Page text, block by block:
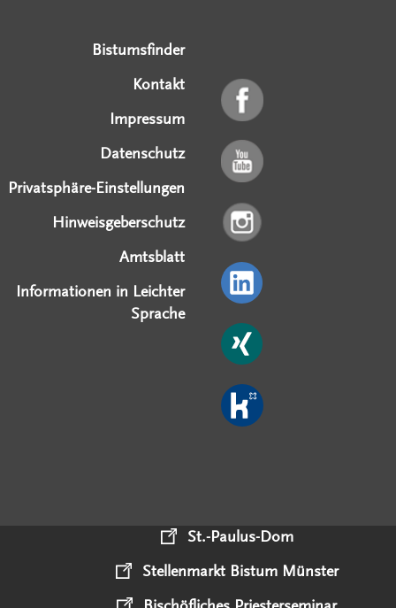
Bistumsfinder
Kontakt
Impressum
Datenschutz
Privatsphäre-Einstellungen
Hinweisgeberschutz
Amtsblatt
Informationen in Leichter
Sprache
St.-Paulus-Dom
Stellenmarkt Bistum Münster